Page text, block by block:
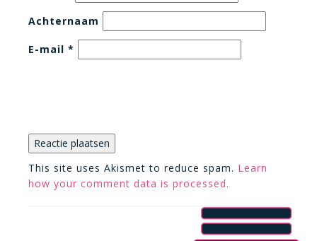
Achternaam
E-mail *
This site uses Akismet to reduce spam. Learn
how your comment data is processed.